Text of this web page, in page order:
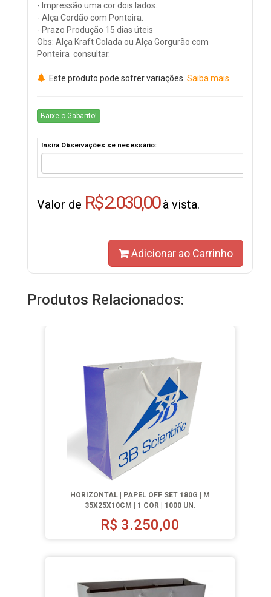
- Impressão uma cor dois lados.
- Alça Cordão com Ponteira.
- Prazo Produção 15 dias úteis
Obs: Alça Kraft Colada ou Alça Gorgurão com
Ponteira consultar.
Este produto pode sofrer variações. Saiba mais
Baixe o Gabarito!
Insira Observações se necessário:
Valor de R$ 2.030,00à vista.
Adicionar ao Carrinho
Produtos Relacionados:
HORIZONTAL | PAPEL OFF SET 180G | M
35X25X10CM | 1 COR | 1000 UN.
R$ 3.250,00